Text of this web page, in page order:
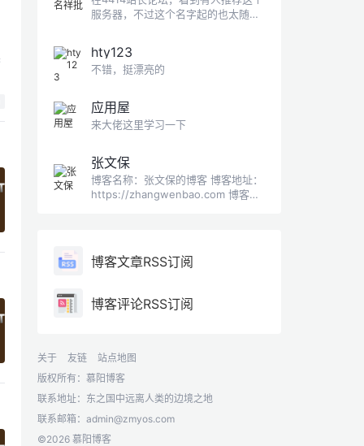
服务器，不过这个名字起的也太随意
hty123
不错，挺漂亮的
应用屋
来大佬这里学习一下
张文保
博客名称：张文保的博客 博客地址：
https://zhangwenbao.com 博客
SEO工程师
博客文章RSS订阅
博客评论RSS订阅
关于 友链
站点地图
版权所有：慕阳博客
联系地址：东之国中远离人类的边境之地
联系邮箱： admin@zmyos.com
©2026 慕阳博客